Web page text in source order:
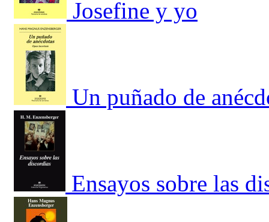
Josefine y yo
Un puñado de
Ensayos sobre las